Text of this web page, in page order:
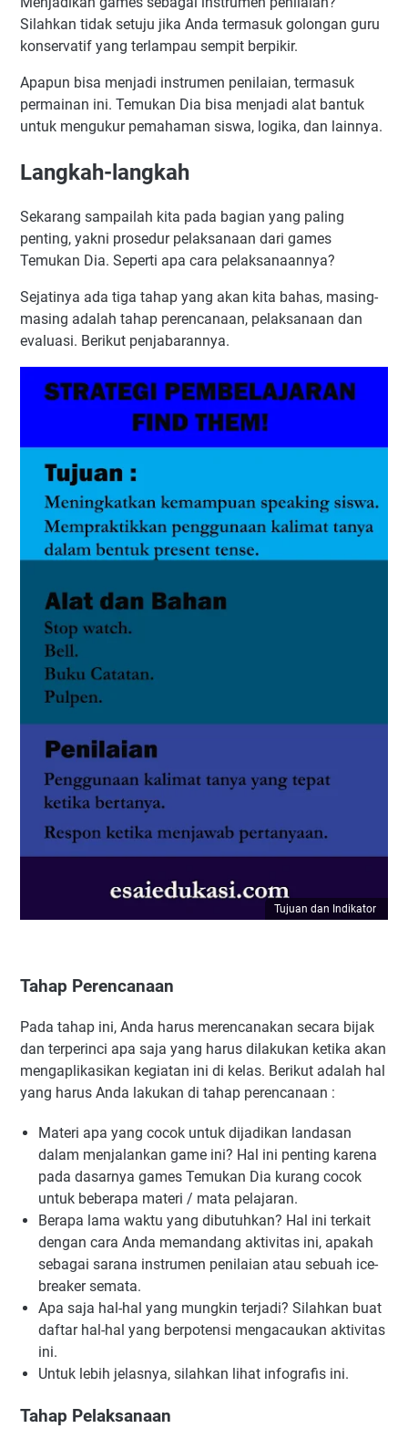
Silahkan tidak setuju jika Anda termasuk golongan guru
konservatif yang terlampau sempit berpikir.
Apapun bisa menjadi instrumen penilaian, termasuk
permainan ini. Temukan Dia bisa menjadi alat bantuk
untuk mengukur pemahaman siswa, logika, dan lainnya.
Langkah-langkah
Sekarang sampailah kita pada bagian yang paling
penting, yakni prosedur pelaksanaan dari games
Temukan Dia. Seperti apa cara pelaksanaannya?
Sejatinya ada tiga tahap yang akan kita bahas, masing-
masing adalah tahap perencanaan, pelaksanaan dan
evaluasi. Berikut penjabarannya.
Tujuan dan Indikator
Tahap Perencanaan
Pada tahap ini, Anda harus merencanakan secara bijak
dan terperinci apa saja yang harus dilakukan ketika akan
mengaplikasikan kegiatan ini di kelas. Berikut adalah hal
yang harus Anda lakukan di tahap perencanaan :
Materi apa yang cocok untuk dijadikan landasan
dalam menjalankan game ini? Hal ini penting karena
pada dasarnya games Temukan Dia kurang cocok
untuk beberapa materi / mata pelajaran.
Berapa lama waktu yang dibutuhkan? Hal ini terkait
dengan cara Anda memandang aktivitas ini, apakah
sebagai sarana instrumen penilaian atau sebuah ice-
breaker semata.
Apa saja hal-hal yang mungkin terjadi? Silahkan buat
daftar hal-hal yang berpotensi mengacaukan aktivitas
ini.
Untuk lebih jelasnya, silahkan lihat infografis ini.
Tahap Pelaksanaan